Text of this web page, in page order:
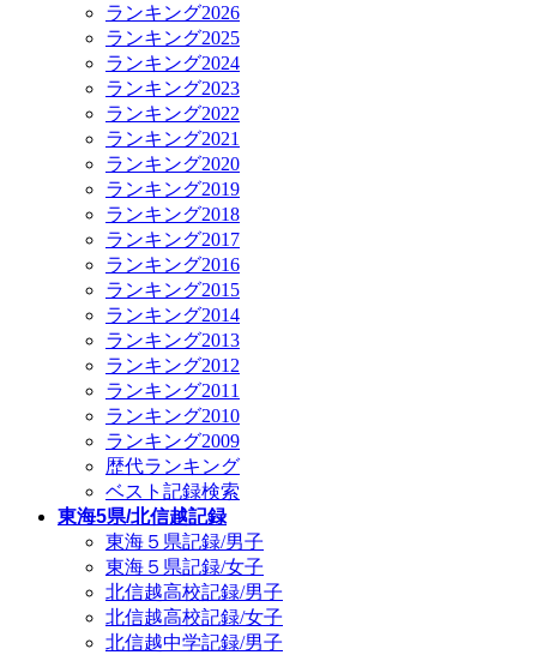
ランキング2026
ランキング2025
ランキング2024
ランキング2023
ランキング2022
ランキング2021
ランキング2020
ランキング2019
ランキング2018
ランキング2017
ランキング2016
ランキング2015
ランキング2014
ランキング2013
ランキング2012
ランキング2011
ランキング2010
ランキング2009
歴代ランキング
ベスト記録検索
東海5県/北信越記録
東海５県記録/男子
東海５県記録/女子
北信越高校記録/男子
北信越高校記録/女子
北信越中学記録/男子